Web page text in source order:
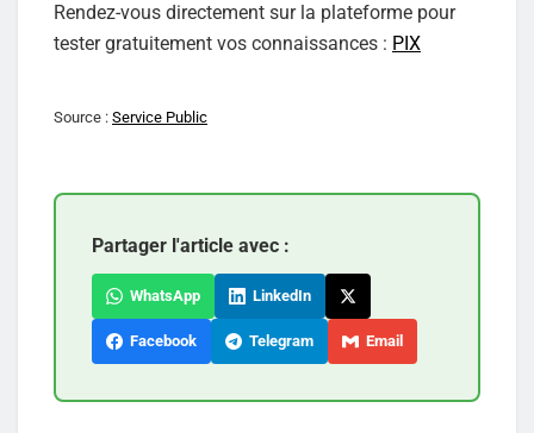
Rendez-vous directement sur la plateforme pour
tester gratuitement vos connaissances : PIX
Source : Service Public
Partager l'article avec :
WhatsApp LinkedIn
Facebook Telegram Email